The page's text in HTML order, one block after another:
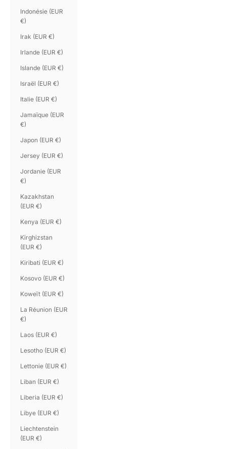
Indonésie (EUR
€)
Irak (EUR €)
Irlande (EUR €)
Islande (EUR €)
Israël (EUR €)
Italie (EUR €)
Jamaïque (EUR
€)
Japon (EUR €)
Jersey (EUR €)
Jordanie (EUR
€)
Kazakhstan
(EUR €)
Kenya (EUR €)
Kirghizstan
(EUR €)
Kiribati (EUR €)
Kosovo (EUR €)
Koweït (EUR €)
La Réunion (EUR
€)
Laos (EUR €)
Lesotho (EUR €)
Lettonie (EUR €)
Liban (EUR €)
Liberia (EUR €)
Libye (EUR €)
Liechtenstein
(EUR €)